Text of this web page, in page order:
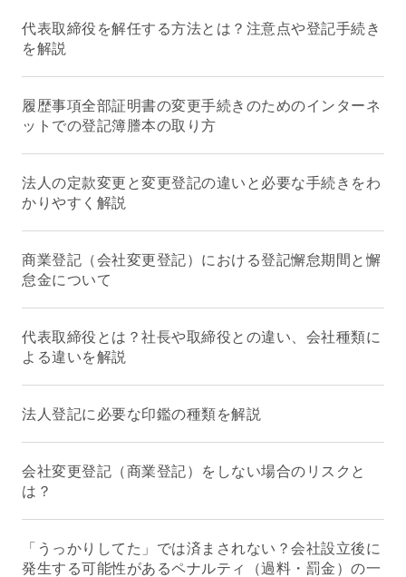
代表取締役を解任する方法とは？注意点や登記手続き
を解説
履歴事項全部証明書の変更手続きのためのインターネ
ットでの登記簿謄本の取り方
法人の定款変更と変更登記の違いと必要な手続きをわ
かりやすく解説
商業登記（会社変更登記）における登記懈怠期間と懈
怠金について
代表取締役とは？社長や取締役との違い、会社種類に
よる違いを解説
法人登記に必要な印鑑の種類を解説
会社変更登記（商業登記）をしない場合のリスクと
は？
「うっかりしてた」では済まされない？会社設立後に
発生する可能性があるペナルティ（過料・罰金）の一